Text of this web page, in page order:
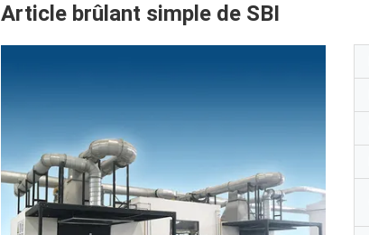
Article brûlant simple de SBI